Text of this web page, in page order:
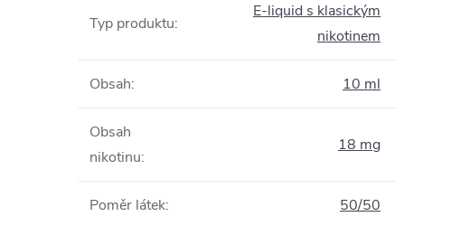
Typ produktu:
E-liquid s klasickým
nikotinem
Obsah: 10 ml
Obsah
nikotinu:
18 mg
Poměr látek: 50/50